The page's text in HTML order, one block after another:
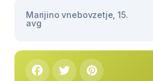
Marijino vnebovzetje, 15.
avg